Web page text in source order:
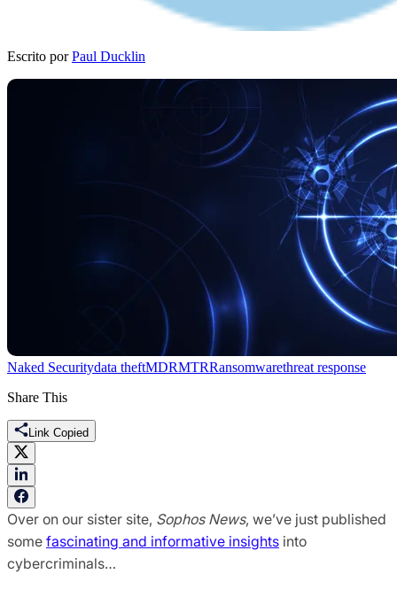
Escrito por Paul Ducklin
Naked Securitydata theftMDRMTRRansomwarethreat response
Share This
Link Copied
Over on our sister site, Sophos News, we’ve just published
some fascinating and informative insights into
cybercriminals…